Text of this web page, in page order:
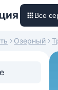
Все
Озерный